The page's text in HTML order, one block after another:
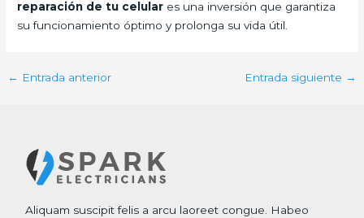
reparación de tu celular es una inversión que garantiza
su funcionamiento óptimo y prolonga su vida útil.
← Entrada anterior Entrada siguiente →
Aliquam suscipit felis a arcu laoreet congue. Habeo